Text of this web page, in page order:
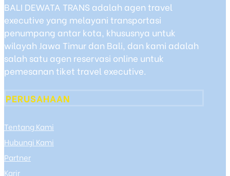
BALI DEWATA TRANS adalah agen travel
executive yang melayani transportasi
penumpang antar kota, khususnya untuk
wilayah Jawa Timur dan Bali, dan kami adalah
salah satu agen reservasi online untuk
pemesanan tiket travel executive.
PERUSAHAAN
Tentang Kami
Hubungi Kami
Partner
Karir